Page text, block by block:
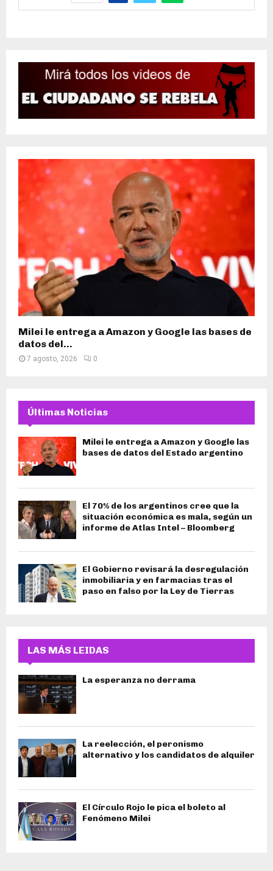
Milei le entrega a Amazon y Google las bases de
datos del...
7 agosto, 2026 0
Últimas Noticias
Milei le entrega a Amazon y Google las
bases de datos del Estado argentino
El 70% de los argentinos cree que la
situación económica es mala, según un
informe de Atlas Intel – Bloomberg
El Gobierno revisará la desregulación
inmobiliaria y en farmacias tras el
paso en falso por la Ley de Tierras
LAS MÁS LEIDAS
La esperanza no derrama
La reelección, el peronismo
alternativo y los candidatos de alquiler
El Círculo Rojo le pica el boleto al
Fenómeno Milei